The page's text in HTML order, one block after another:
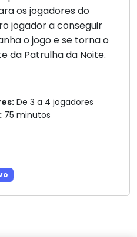
os jogadores do
jogador a conseguir
o jogo e se torna o
da Patrulha da Noite.
De 3 a 4 jogadores
75 minutos